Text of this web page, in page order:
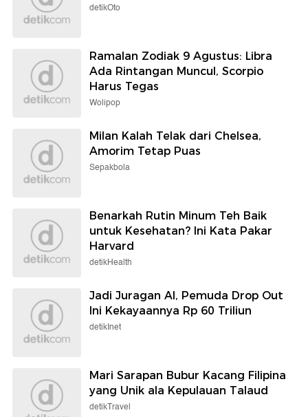
detikOto
Ramalan Zodiak 9 Agustus: Libra
Ada Rintangan Muncul, Scorpio
Harus Tegas
Wolipop
Milan Kalah Telak dari Chelsea,
Amorim Tetap Puas
Sepakbola
Benarkah Rutin Minum Teh Baik
untuk Kesehatan? Ini Kata Pakar
Harvard
detikHealth
Jadi Juragan AI, Pemuda Drop Out
Ini Kekayaannya Rp 60 Triliun
detikInet
Mari Sarapan Bubur Kacang Filipina
yang Unik ala Kepulauan Talaud
detikTravel